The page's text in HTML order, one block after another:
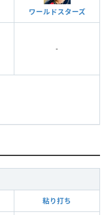
ワールドスターズ
-
粘り打ち